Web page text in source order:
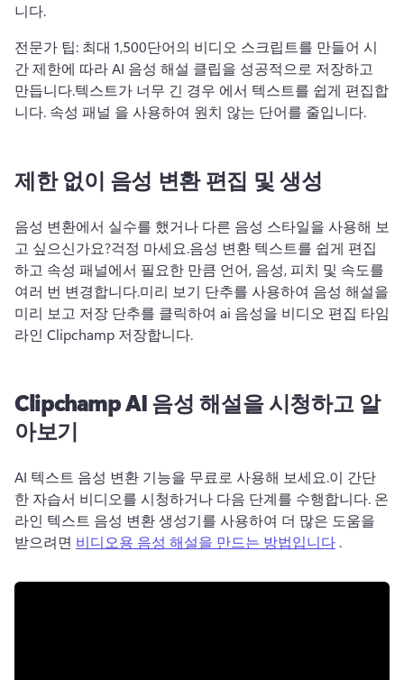
니다.
전문가 팁: 최대 1,500단어의 비디오 스크립트를 만들어 시
간 제한에 따라 AI 음성 해설 클립을 성공적으로 저장하고
만듭니다.텍스트가 너무 긴 경우 에서 텍스트를 쉽게 편집합
니다. 속성 패널 을 사용하여 원치 않는 단어를 줄입니다.
제한 없이 음성 변환 편집 및 생성
음성 변환에서 실수를 했거나 다른 음성 스타일을 사용해 보
고 싶으신가요?걱정 마세요.음성 변환 텍스트를 쉽게 편집
하고 속성 패널에서 필요한 만큼 언어, 음성, 피치 및 속도를
여러 번 변경합니다.미리 보기 단추를 사용하여 음성 해설을
미리 보고 저장 단추를 클릭하여 ai 음성을 비디오 편집 타임
라인 Clipchamp 저장합니다.
Clipchamp AI 음성 해설을 시청하고 알
아보기
AI 텍스트 음성 변환 기능을 무료로 사용해 보세요.이 간단
한 자습서 비디오를 시청하거나 다음 단계를 수행합니다. 온
라인 텍스트 음성 변환 생성기를 사용하여 더 많은 도움을
받으려면 비디오용 음성 해설을 만드는 방법입니다 .